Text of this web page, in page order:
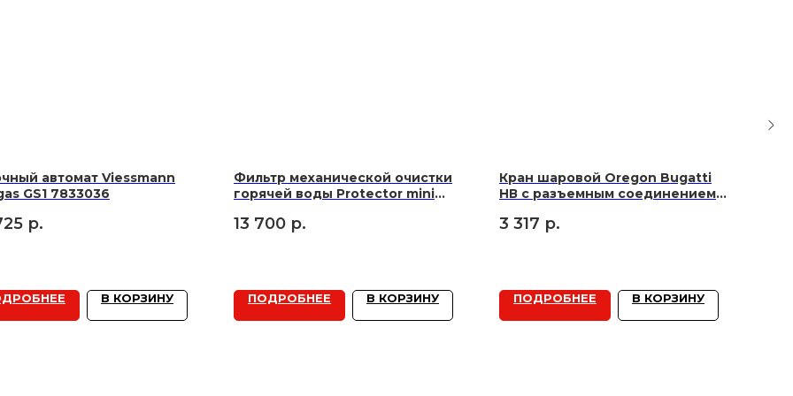
автомат Viessmann
GS1 7833036
р.
В КОРЗИНУ
Фильтр механической очистки
горячей воды Protector mini
13 700 р.
ПОДРОБНЕЕ В КОРЗИНУ
Кран шаровой Oregon Bugatti
НВ с разъемным соединением
3 317 р.
ПОДРОБНЕЕ В КОРЗИНУ